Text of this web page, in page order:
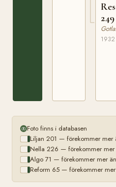
249
1932
Foto finns i databasen
Liljan 201 — förekommer mer
Nella 226 — förekommer mer
Algo 71 — förekommer mer
Reform 65 — förekommer